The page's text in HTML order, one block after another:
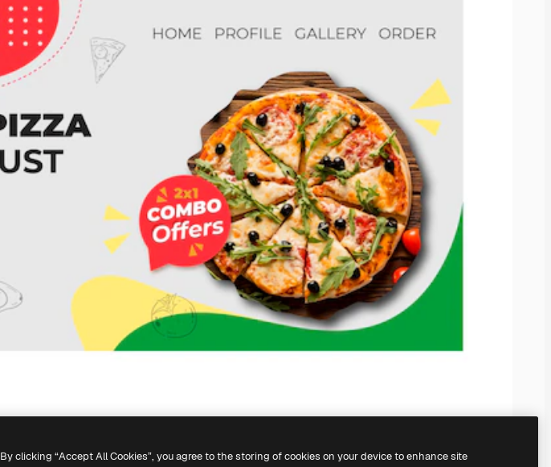
By clicking “Accept All Cookies”, you agree to the storing of cookies on your device to enhance site